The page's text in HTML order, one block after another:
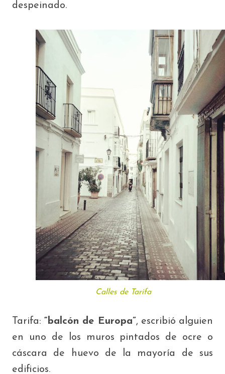
despeinado.
Calles de Tarifa
Tarifa:“balcón de Europa”, escribió alguien
en uno de los muros pintados de ocre o
cáscara de huevo de la mayoría de sus
edificios.